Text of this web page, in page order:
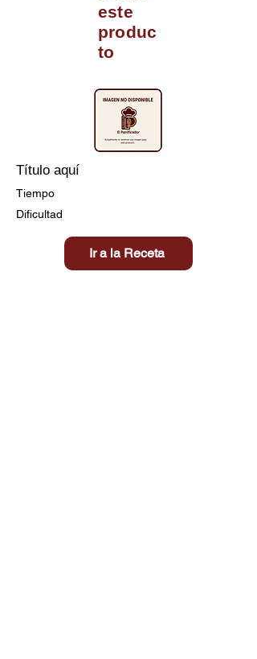
este
produc
to
Título aquí
Tiempo
Dificultad
Ir a la Receta